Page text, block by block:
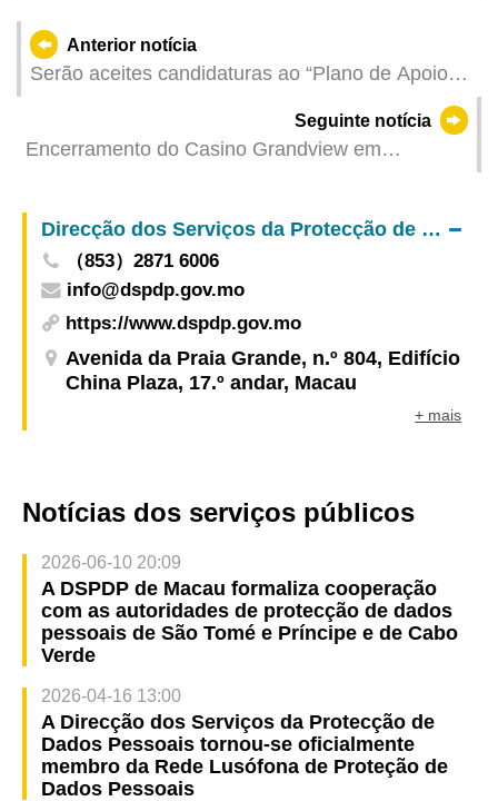
Anterior notícia
Serão aceites candidaturas ao “Plano de Apoio
Administrativo na Área Cultural e Artística”
Seguinte notícia
Encerramento do Casino Grandview em
Direcção dos Serviços da Protecção de Dados Pessoais
（853）2871 6006
info@dspdp.gov.mo
https://www.dspdp.gov.mo
Avenida da Praia Grande, n.º 804, Edifício
China Plaza, 17.º andar, Macau
+ mais
Notícias dos serviços públicos
2026-06-10 20:09
A DSPDP de Macau formaliza cooperação
com as autoridades de protecção de dados
pessoais de São Tomé e Príncipe e de Cabo
Verde
2026-04-16 13:00
A Direcção dos Serviços da Protecção de
Dados Pessoais tornou-se oficialmente
membro da Rede Lusófona de Proteção de
Dados Pessoais